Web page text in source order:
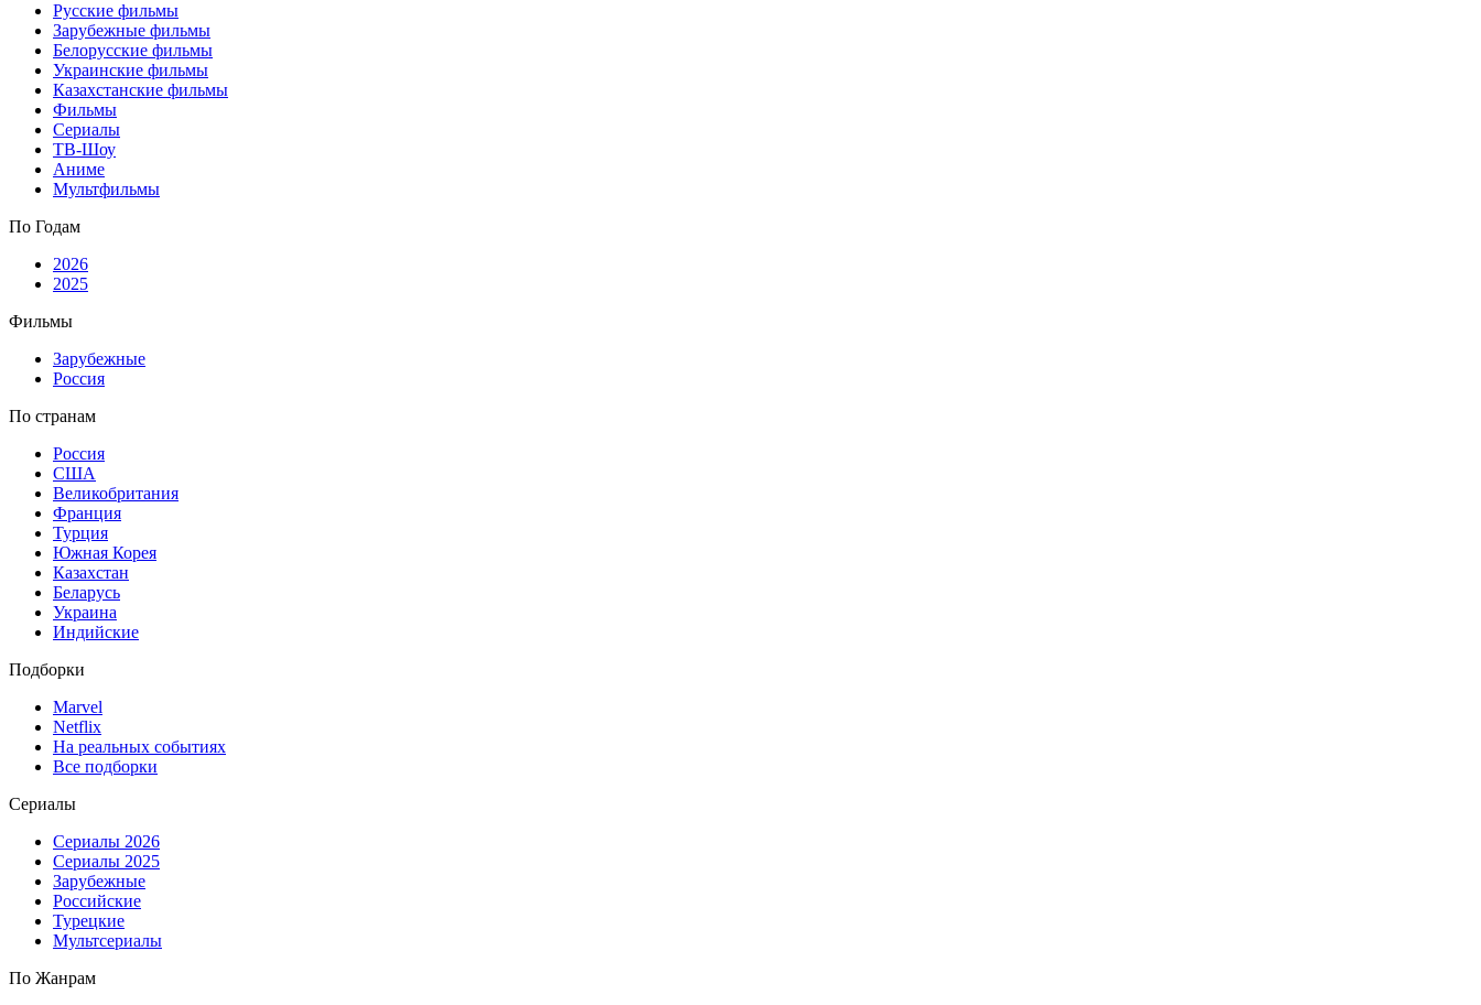
Русские фильмы
Зарубежные фильмы
Белорусские фильмы
Украинские фильмы
Казахстанские фильмы
Фильмы
Сериалы
ТВ-Шоу
Аниме
Мультфильмы
По Годам
2026
2025
Фильмы
Зарубежные
Россия
По странам
Россия
США
Великобритания
Франция
Турция
Южная Корея
Казахстан
Беларусь
Украина
Индийские
Подборки
Marvel
Netflix
На реальных событиях
Все подборки
Сериалы
Сериалы 2026
Сериалы 2025
Зарубежные
Российские
Турецкие
Мультсериалы
По Жанрам